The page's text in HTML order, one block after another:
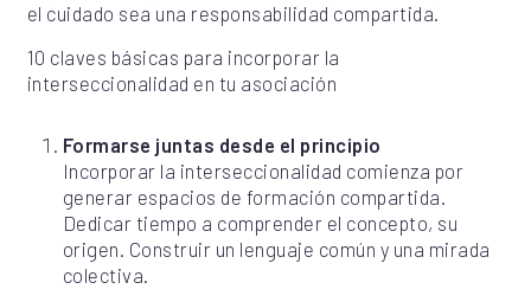
el cuidado sea una responsabilidad compartida.
10 claves básicas para incorporar la
interseccionalidad en tu asociación
Formarse juntas desde el principio
Incorporar la interseccionalidad comienza por
generar espacios de formación compartida.
Dedicar tiempo a comprender el concepto, su
origen. Construir un lenguaje común y una mirada
colectiva.